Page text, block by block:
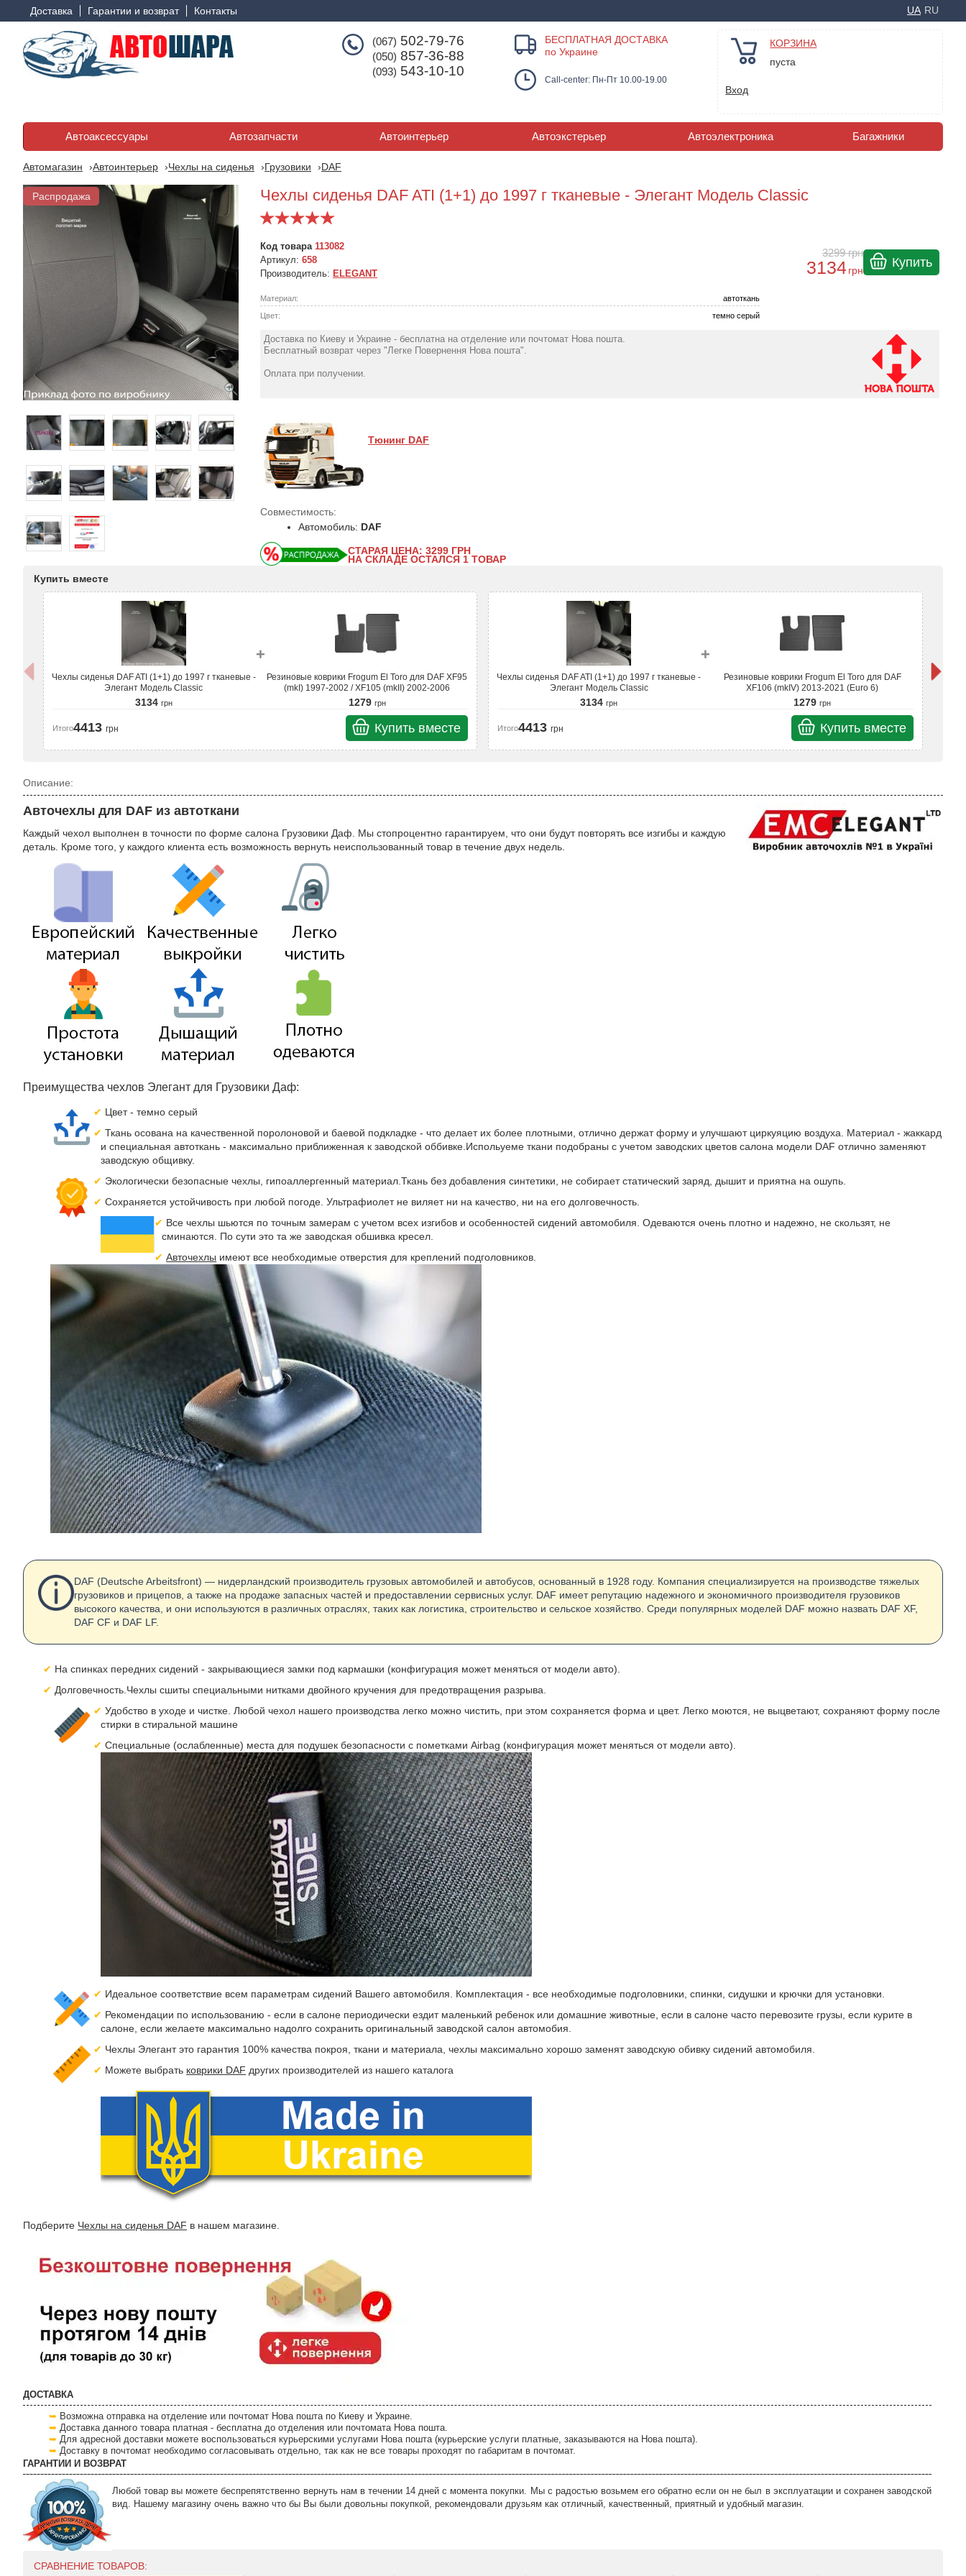
Доставка Гарантии и возврат Контакты UA RU
(067) 502-79-76
(050) 857-36-88
(093) 543-10-10
БЕСПЛАТНАЯ ДОСТАВКА
по Украине
Call-center: Пн-Пт 10.00-19.00
КОРЗИНА
пуста
Вход
Автоаксессуары Автозапчасти Автоинтерьер Автоэкстерьер Автоэлектроника Багажники
Автомагазин Автоинтерьер Чехлы на сиденья Грузовики DAF
Распродажа Чехлы сиденья DAF ATI (1+1) до 1997 г тканевые - Элегант Модель Classic
Код товара 113082
Артикул: 658
Производитель: ELEGANT
Материал:
автоткань
Цвет:
темно серый
3299грн
3134грн
Купить
Доставка по Киеву и Украине - бесплатна на отделение или почтомат Нова пошта.
Бесплатный возврат через "Легке Повернення Нова пошта".
Оплата при получении.
Тюнинг DAF
Совместимость:
Автомобиль: DAF
СТАРАЯ ЦЕНА: 3299 ГРН
НА СКЛАДЕ ОСТАЛСЯ 1 ТОВАР
Купить вместе
Чехлы сиденья DAF ATI (1+1) до 1997 г тканевые -
Элегант Модель Classic
3134 грн
+
Резиновые коврики Frogum El Toro для DAF XF95
(mkI) 1997-2002 / XF105 (mkII) 2002-2006
1279 грн
Итого4413 грн Купить вместе
Чехлы сиденья DAF ATI (1+1) до 1997 г тканевые -
Элегант Модель Classic
3134грн
+
Резиновые коврики Frogum El Toro для DAF
XF106 (mkIV) 2013-2021 (Euro 6)
1279грн
Итого4413грн Купить вместе
Описание:
Авточехлы для DAF из автоткани
Каждый чехол выполнен в точности по форме салона Грузовики Даф. Мы стопроцентно гарантируем, что они будут повторять все изгибы и каждую
деталь. Кроме того, у каждого клиента есть возможность вернуть неиспользованный товар в течение двух недель.
Преимущества чехлов Элегант для Грузовики Даф:
Цвет - темно серый
Ткань осована на качественной поролоновой и баевой подкладке - что делает их более плотными, отлично держат форму и улучшают циркуяцию воздуха. Материал - жаккард
и специальная автоткань - максимально приближенная к заводской оббивке.Испольуеме ткани подобраны с учетом заводских цветов салона модели DAF отлично заменяют
заводскую общивку.
Экологически безопасные чехлы, гипоаллергенный материал.Ткань без добавления синтетики, не собирает статический заряд, дышит и приятна на ошупь.
Сохраняется устойчивость при любой погоде. Ультрафиолет не виляет ни на качество, ни на его долговечность.
Все чехлы шьются по точным замерам с учетом всех изгибов и особенностей сидений автомобиля. Одеваются очень плотно и надежно, не скользят, не
сминаются. По сути это та же заводская обшивка кресел.
Авточехлы имеют все необходимые отверстия для креплений подголовников.
DAF (Deutsche Arbeitsfront) — нидерландский производитель грузовых автомобилей и автобусов, основанный в 1928 году. Компания специализируется на производстве тяжелых
грузовиков и прицепов, а также на продаже запасных частей и предоставлении сервисных услуг. DAF имеет репутацию надежного и экономичного производителя грузовиков
высокого качества, и они используются в различных отраслях, таких как логистика, строительство и сельское хозяйство. Среди популярных моделей DAF можно назвать DAF XF,
DAF CF и DAF LF.
На спинках передних сидений - закрывающиеся замки под кармашки (конфигурация может меняться от модели авто).
Долговечность.Чехлы сшиты специальными нитками двойного кручения для предотвращения разрыва.
Удобство в уходе и чистке. Любой чехол нашего производства легко можно чистить, при этом сохраняется форма и цвет. Легко моются, не выцветают, сохраняют форму после
стирки в стиральной машине
Специальные (ослабленные) места для подушек безопасности с пометками Airbag (конфигурация может меняться от модели авто).
Идеальное соответствие всем параметрам сидений Вашего автомобиля. Комплектация - все необходимые подголовники, спинки, сидушки и крючки для установки.
Рекомендации по использованию - если в салоне периодически ездит маленький ребенок или домашние животные, если в салоне часто перевозите грузы, если курите в
салоне, если желаете максимально надолго сохранить оригинальный заводской салон автомобия.
Чехлы Элегант это гарантия 100% качества покроя, ткани и материала, чехлы максимально хорошо заменят заводскую обивку сидений автомобиля.
Можете выбрать коврики DAF других производителей из нашего каталога
Подберите Чехлы на сиденья DAF в нашем магазине.
ДОСТАВКА
Возможна отправка на отделение или почтомат Нова пошта по Киеву и Украине.
Доставка данного товара платная - бесплатна до отделения или почтомата Нова пошта.
Для адресной доставки можете воспользоваться курьерскими услугами Нова пошта (курьерские услуги платные, заказываются на Нова пошта).
Доставку в почтомат необходимо согласовывать отдельно, так как не все товары проходят по габаритам в почтомат.
ГАРАНТИИ И ВОЗВРАТ
Любой товар вы можете беспрепятственно вернуть нам в течении 14 дней с момента покупки. Мы с радостью возьмем его обратно если он не был в эксплуатации и сохранен заводской
вид. Нашему магазину очень важно что бы Вы были довольны покупкой, рекомендовали друзьям как отличный, качественный, приятный и удобный магазин.
СРАВНЕНИЕ ТОВАРОВ: